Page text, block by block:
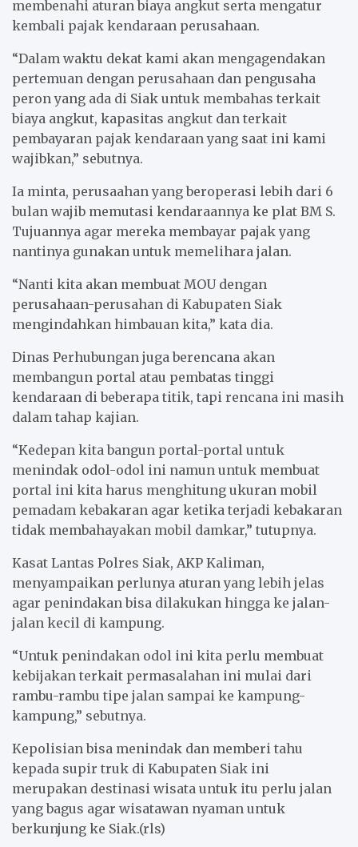
membenahi aturan biaya angkut serta mengatur
kembali pajak kendaraan perusahaan.
“Dalam waktu dekat kami akan mengagendakan
pertemuan dengan perusahaan dan pengusaha
peron yang ada di Siak untuk membahas terkait
biaya angkut, kapasitas angkut dan terkait
pembayaran pajak kendaraan yang saat ini kami
wajibkan,” sebutnya.
Ia minta, perusaahan yang beroperasi lebih dari 6
bulan wajib memutasi kendaraannya ke plat BM S.
Tujuannya agar mereka membayar pajak yang
nantinya gunakan untuk memelihara jalan.
“Nanti kita akan membuat MOU dengan
perusahaan-perusahan di Kabupaten Siak
mengindahkan himbauan kita,” kata dia.
Dinas Perhubungan juga berencana akan
membangun portal atau pembatas tinggi
kendaraan di beberapa titik, tapi rencana ini masih
dalam tahap kajian.
“Kedepan kita bangun portal-portal untuk
menindak odol-odol ini namun untuk membuat
portal ini kita harus menghitung ukuran mobil
pemadam kebakaran agar ketika terjadi kebakaran
tidak membahayakan mobil damkar,” tutupnya.
Kasat Lantas Polres Siak, AKP Kaliman,
menyampaikan perlunya aturan yang lebih jelas
agar penindakan bisa dilakukan hingga ke jalan-
jalan kecil di kampung.
“Untuk penindakan odol ini kita perlu membuat
kebijakan terkait permasalahan ini mulai dari
rambu-rambu tipe jalan sampai ke kampung-
kampung,” sebutnya.
Kepolisian bisa menindak dan memberi tahu
kepada supir truk di Kabupaten Siak ini
merupakan destinasi wisata untuk itu perlu jalan
yang bagus agar wisatawan nyaman untuk
berkunjung ke Siak.(rls)